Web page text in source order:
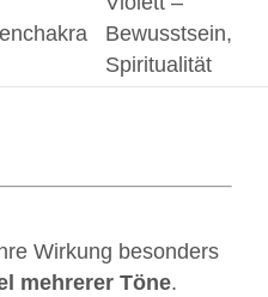
Bewusstsein,
Spiritualität
Wirkung besonders
mehrerer Töne.